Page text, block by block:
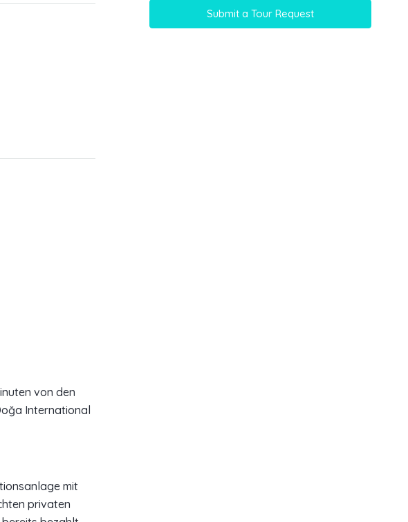
von den
International
mit
privaten
Submit a Tour Request